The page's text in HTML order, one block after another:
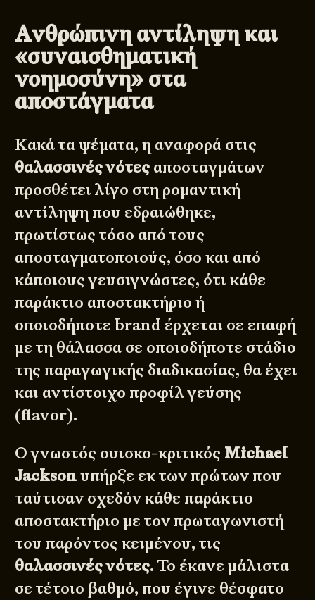
Ανθρώπινη αντίληψη και
«συναισθηματική
νοημοσύνη» στα
αποστάγματα
Κακά τα ψέματα, η αναφορά στις
θαλασσινές νότες αποσταγμάτων
προσθέτει λίγο στη ρομαντική
αντίληψη που εδραιώθηκε,
πρωτίστως τόσο από τους
αποσταγματοποιούς, όσο και από
κάποιους γευσιγνώστες, ότι κάθε
παράκτιο αποστακτήριο ή
οποιοδήποτε brand έρχεται σε επαφή
με τη θάλασσα σε οποιοδήποτε στάδιο
της παραγωγικής διαδικασίας, θα έχει
και αντίστοιχο προφίλ γεύσης
(flavor).
Ο γνωστός ουισκο-κριτικός Michael
Jacksonυπήρξε εκ των πρώτων που
ταύτισαν σχεδόν κάθε παράκτιο
αποστακτήριο με τον πρωταγωνιστή
του παρόντος κειμένου, τις
θαλασσινές νότες. Το έκανε μάλιστα
σε τέτοιο βαθμό, που έγινε θέσφατο
© 2011 - 2026
BITTERBOOZE
DESIGNED BY